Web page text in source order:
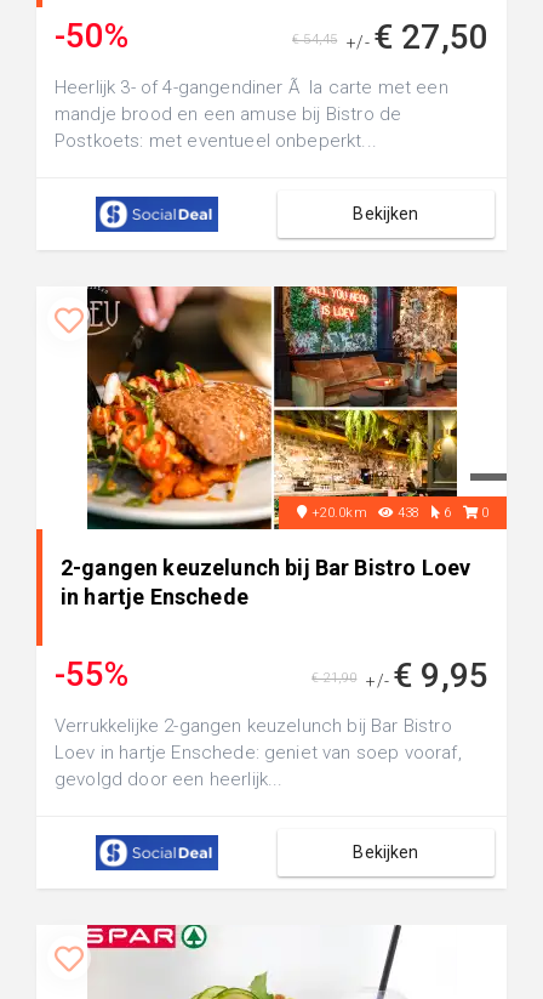
-50% +/- € 27,50
€ 54,45
Heerlijk 3- of 4-gangendiner Ã la carte met een
mandje brood en een amuse bij Bistro de
Postkoets: met eventueel onbeperkt...
Bekijken
+20.0km 438 6 0
2-gangen keuzelunch bij Bar Bistro Loev
in hartje Enschede
-55% +/- € 9,95
€ 21,90
Verrukkelijke 2-gangen keuzelunch bij Bar Bistro
Loev in hartje Enschede: geniet van soep vooraf,
gevolgd door een heerlijk...
Bekijken